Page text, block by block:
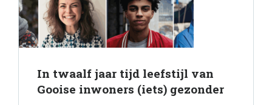
In twaalf jaar tijd leefstijl van
Gooise inwoners (iets) gezonder